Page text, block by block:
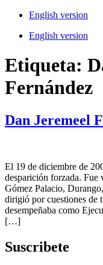
English version
English version
Etiqueta:
Fernández
Dan Jeremeel
El 19 de diciembre de
desparición forzada. Fue
Gómez Palacio,
dirigió por cuestiones de
desempeñaba como
[…]
Suscribete